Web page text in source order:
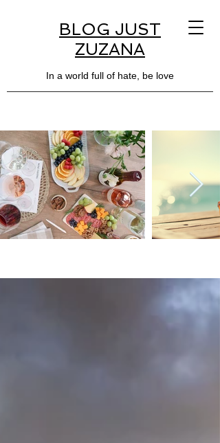
BLOG JUST
ZUZANA
In a world full of hate, be love